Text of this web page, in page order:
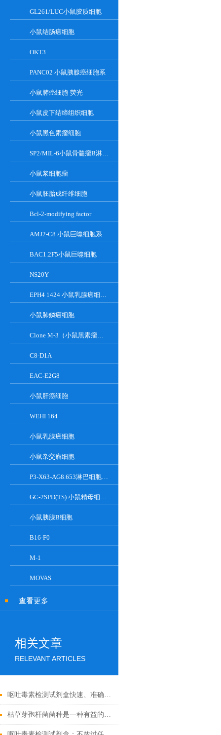
GL261/LUC小鼠胶质细胞
小鼠结肠癌细胞
OKT3
PANC02 小鼠胰腺癌细胞系
小鼠肺癌细胞-荧光
小鼠皮下结缔组织细胞
小鼠黑色素瘤细胞
SP2/MIL-6小鼠骨髓瘤B淋巴悬浮细胞系
小鼠浆细胞瘤
小鼠胚胎成纤维细胞
Bcl-2-modifying factor
AMJ2-C8 小鼠巨噬细胞系
BAC1.2F5小鼠巨噬细胞
NS20Y
EPH4 1424 小鼠乳腺癌细胞系
小鼠肺鳞癌细胞
Clone M-3（小鼠黑素瘤细胞）
C8-D1A
EAC-E2G8
小鼠肝癌细胞
WEHI 164
小鼠乳腺癌细胞
小鼠杂交瘤细胞
P3-X63-AG8.653淋巴细胞小鼠骨髓瘤细胞
GC-2SPD(TS) 小鼠精母细胞系
小鼠胰腺Β细胞
B16-F0
M-1
MOVAS
查看更多
相关文章
RELEVANT ARTICLES
呕吐毒素检测试剂盒快速、准确检测粮食中的有害物质
枯草芽孢杆菌菌种是一种有益的土壤微生物